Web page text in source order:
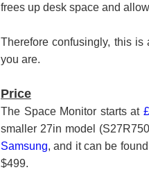
frees up desk space and
Therefore confusingly, this
you are.
Price
The Space Monitor starts at
smaller 27in model
Samsung, and it can be
$499.